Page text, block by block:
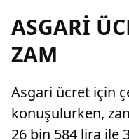
ASGARİ
ZAM
Asgari ücret için
konuşulurken,
26 bin 584 lira ile